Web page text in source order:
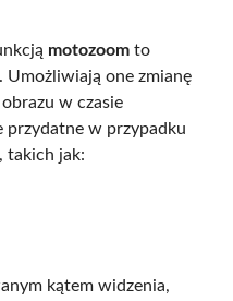
motozoom to
one zmianę
w czasie
przydatne w przypadku
takich jak:
kątem widzenia,